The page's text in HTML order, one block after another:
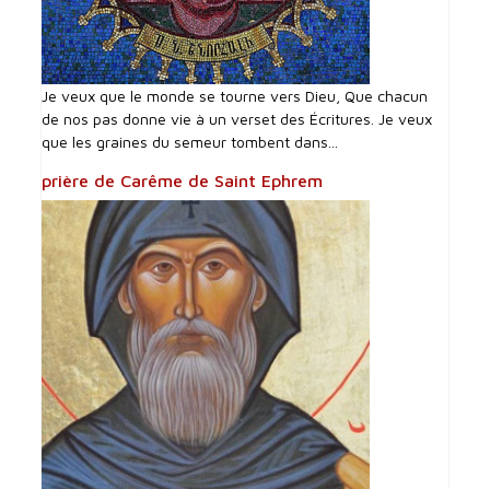
Je veux que le monde se tourne vers Dieu, Que chacun
de nos pas donne vie à un verset des Écritures. Je veux
que les graines du semeur tombent dans...
prière de Carême de Saint Ephrem